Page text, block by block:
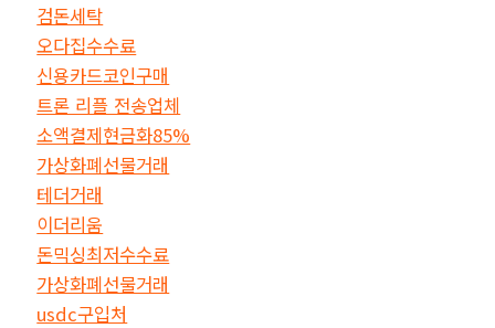
검돈세탁
오다집수수료
신용카드코인구매
트론 리플 전송업체
소액결제현금화85%
가상화폐선물거래
테더거래
이더리움
돈믹싱최저수수료
가상화폐선물거래
usdc구입처